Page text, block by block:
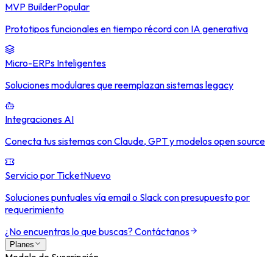
MVP BuilderPopular
Prototipos funcionales en tiempo récord con IA generativa
Micro-ERPs Inteligentes
Soluciones modulares que reemplazan sistemas legacy
Integraciones AI
Conecta tus sistemas con Claude, GPT y modelos open source
Servicio por TicketNuevo
Soluciones puntuales vía email o Slack con presupuesto por
requerimiento
¿No encuentras lo que buscas? Contáctanos
Planes